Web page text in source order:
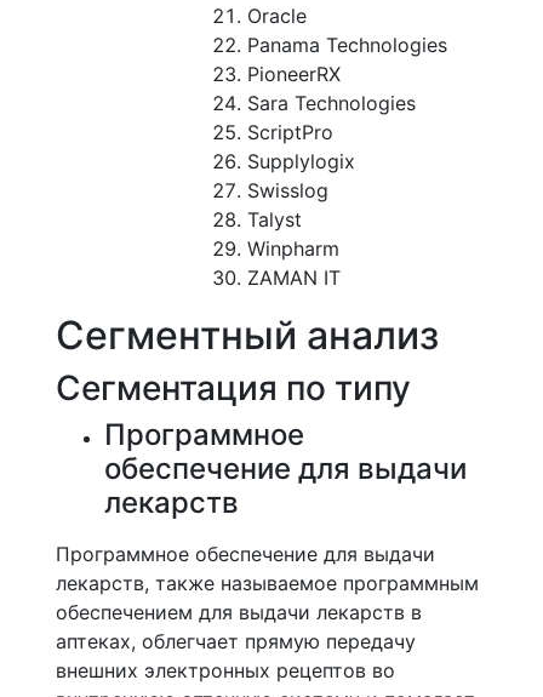
Oracle
Panama Technologies
PioneerRX
Sara Technologies
ScriptPro
Supplylogix
Swisslog
Talyst
Winpharm
ZAMAN IT
Сегментный анализ
Сегментация по типу
Программное
обеспечение для выдачи
лекарств
Программное обеспечение для выдачи
лекарств, также называемое программным
обеспечением для выдачи лекарств в
аптеках, облегчает прямую передачу
внешних электронных рецептов во